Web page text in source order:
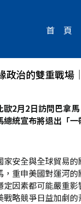
首 頁
政治的雙重戰場
歐2月2日訪問巴拿
統宣布將退出「
安全與全球貿易
重申美國對運河
因素都可能嚴重
略競爭日益加劇